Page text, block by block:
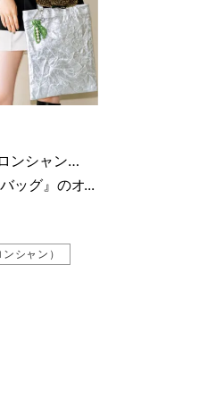
#アウター
トバッグ
（エイトン）
ンシャン…
ッグ』のオ
シャン）